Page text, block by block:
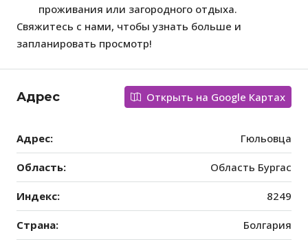
проживания или загородного отдыха.
Свяжитесь с нами, чтобы узнать больше и
запланировать просмотр!
Адрес Открыть на Google Картах
Адрес: Гюльовца
Область: Область Бургас
Индекс: 8249
Страна: Болгария